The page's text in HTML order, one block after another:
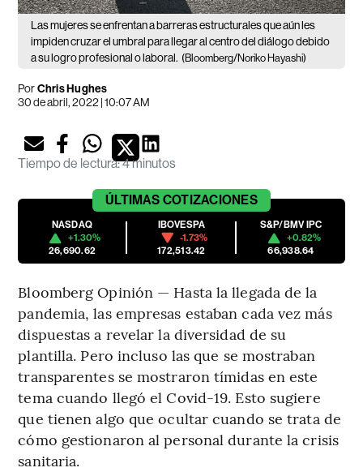
Las mujeres se enfrentan a barreras estructurales que aún les
impiden cruzar el umbral para llegar al centro del diálogo debido
a su logro profesional o laboral. (Bloomberg/Noriko Hayashi)
PorChris Hughes
30 de abril, 2022 | 10:07 AM
Tiempo de lectura:4 minutos
ÚLTIMAS COTIZACIONES
NASDAQ
+1.30%
26,690.62
IBOVESPA
-1.73%
172,513.42
S&P/BMV IPC
+0.82%
66,938.64
Bloomberg Opinión — Hasta la llegada de la
pandemia, las empresas estaban cada vez más
dispuestas a revelar la diversidad de su
plantilla. Pero incluso las que se mostraban
transparentes se mostraron tímidas en este
tema cuando llegó el Covid-19. Esto sugiere
que tienen algo que ocultar cuando se trata de
cómo gestionaron al personal durante la crisis
sanitaria.